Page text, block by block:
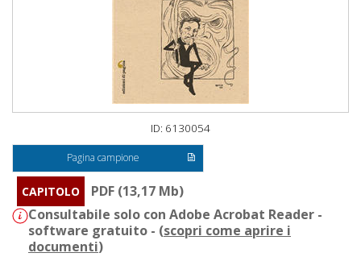
ID: 6130054
Pagina campione
CAPITOLO
PDF (13,17 Mb)
Consultabile solo con Adobe Acrobat Reader -
software gratuito - (scopri come aprire i
documenti)